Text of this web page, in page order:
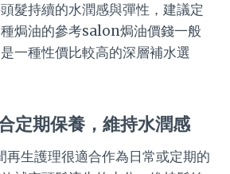
髮持續的水潤感與彈性，建議定
焗油的參考salon焗油價錢一般
一種性價比較高的深層補水選
定期保養，維持水潤感
生護理很適合作為日常或定期的